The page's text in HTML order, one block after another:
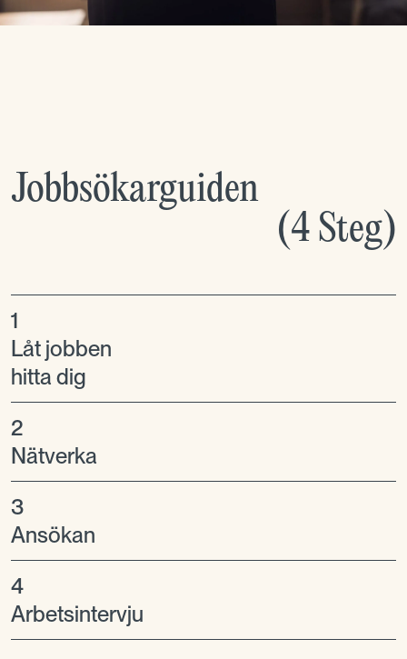
Jobbsökarguiden
(4 Steg)
1
Låt jobben
hitta dig
2
Nätverka
3
Ansökan
4
Arbetsintervju